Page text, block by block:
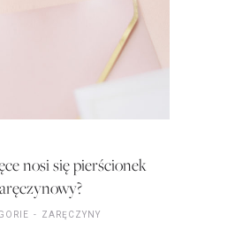
nosi się pierścionek
ZARĘCZYNY